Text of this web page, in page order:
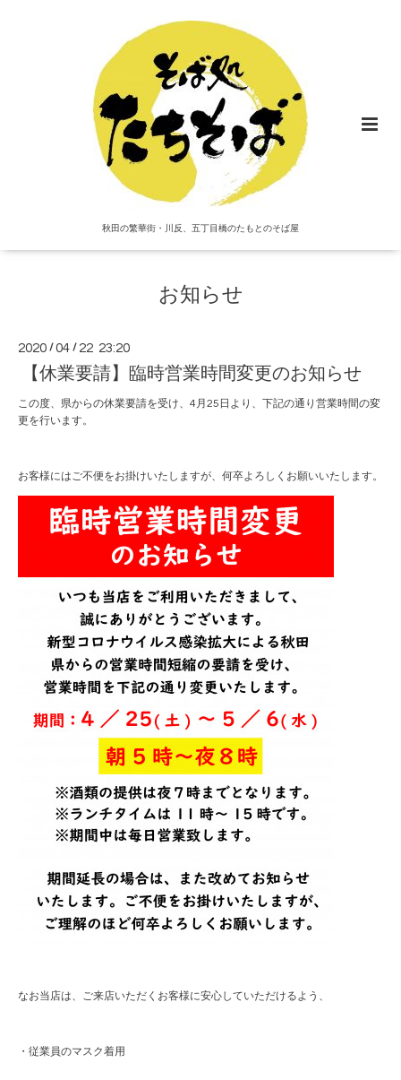
秋田の繁華街・川反、五丁目橋のたもとのそば屋
お知らせ
2020 /04 / 22 23:20
【休業要請】臨時営業時間変更のお知らせ
この度、県からの休業要請を受け、4月25日より、下記の通り営業時間の変
更を行います。
お客様にはご不便をお掛けいたしますが、何卒よろしくお願いいたします。
なお当店は、ご来店いただくお客様に安心していただけるよう、
・従業員のマスク着用